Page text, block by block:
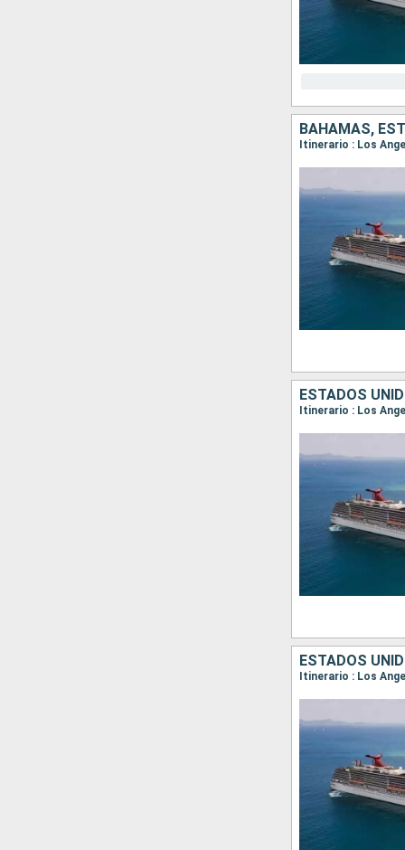
BAHAMAS,
Itinerario : Los
ESTADOS
Itinerario : Los
ESTADOS
Itinerario : Los